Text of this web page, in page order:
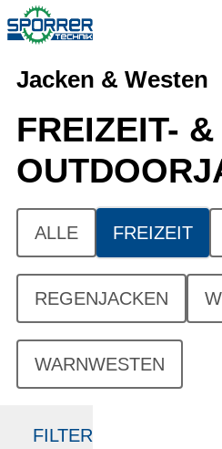
Jacken & Westen
FREIZEIT- &
ALLE FREIZEIT
REGENJACKEN
WARNWESTEN
FILTER